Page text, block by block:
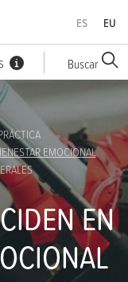
Buscar
ES EU
EMOCIONAL
EN